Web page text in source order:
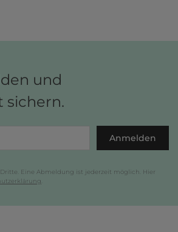
und
sichern.
Anmelden
Eine Abmeldung ist jederzeit möglich. Hier